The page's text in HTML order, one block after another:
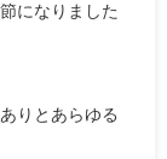
になりました
りとあらゆる